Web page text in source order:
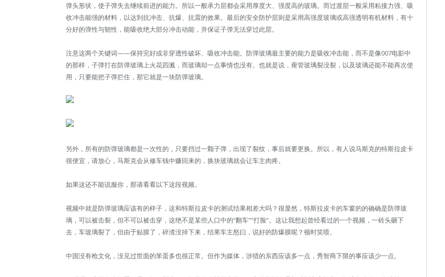
弹头形状，使子弹失去继续前进的能力。所以一般承力层都会采用厚度大、强度高的玻璃。而过渡层一般采用粘接力强、吸
收冲击能强的材料，以达到抗冲击、抗爆、抗震的效果。最后的安全防护层则是采用高强度玻璃或高强透明有机材料，有十
分好的弹性与韧性，能吸收绝大部分冲击动能，并保证子弹无法穿过此层。
注意这两个关键词——保持完好或非穿透性破坏、吸收冲击能。防弹玻璃最主要的能力是吸收冲击能，而不是像007电影中
的那样，子弹打在防弹玻璃上火花四溅，而玻璃却一点事情也没有。也就是说，甭管玻璃裂没裂，以及玻璃还能不能再次使
用，只要能把子弹拦住，那它就是一块防弹玻璃。
另外，所有的防弹玻璃都是一次性的，只要挡过一颗子弹，出现了裂纹，事后就要更换。所以，有人说马斯克的特斯拉皮卡
很便宜，请放心，马斯克会从修车钱中赚回来的，换块玻璃就会让车主肉疼。
如果这还不能说服你，那请看看以下这段视频。
视频中就是防弹玻璃应该有的样子，这和特斯拉皮卡的测试结果相差大吗？很显然，特斯拉皮卡的车窗的的确确是防弹玻
璃，可以被击裂，但不可以被击穿，这绝不是某些人口中的“翻车”“打脸”。这让我想起曾经看过的一个视频，一砖头砸下
去，车玻璃裂了，但由于贴膜了，碎渣没掉下来，结果车主怒曰，说好的防爆膜呢？顿时笑喷。
中国没有枪文化，没见过世面的笨蛋多也很正常。但作为媒体，涉猎的东西应该多一点，秀智商下限的事应该少一点。